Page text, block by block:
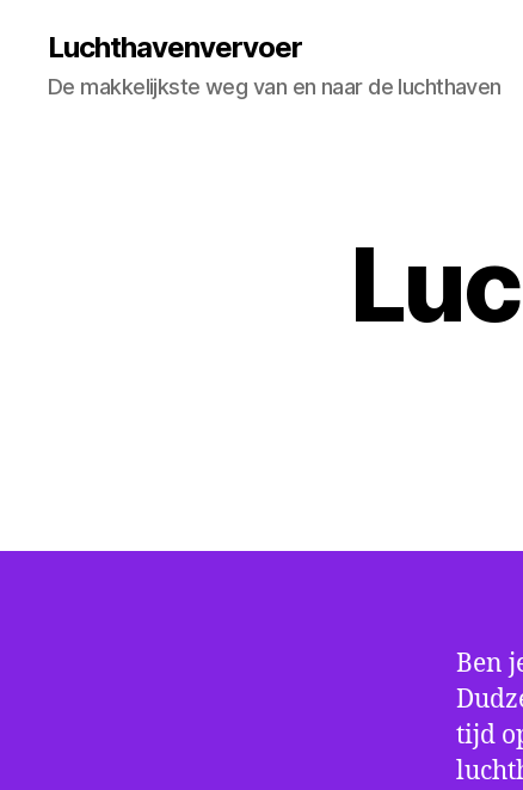
Luchthavenvervoer
De makkelijkste weg van en naar de luchthaven
Ben
tijd